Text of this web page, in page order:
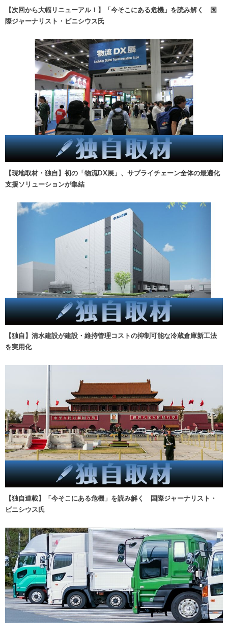
【次回から大幅リニューアル！】「今そこにある危機」を読み解く 国
際ジャーナリスト・ビニシウス氏
【現地取材・独自】初の「物流DX展」、サプライチェーン全体の最適化
支援ソリューションが集結
【独自】清水建設が建設・維持管理コストの抑制可能な冷蔵倉庫新工法
を実用化
【独自連載】「今そこにある危機」を読み解く 国際ジャーナリスト・
ビニシウス氏